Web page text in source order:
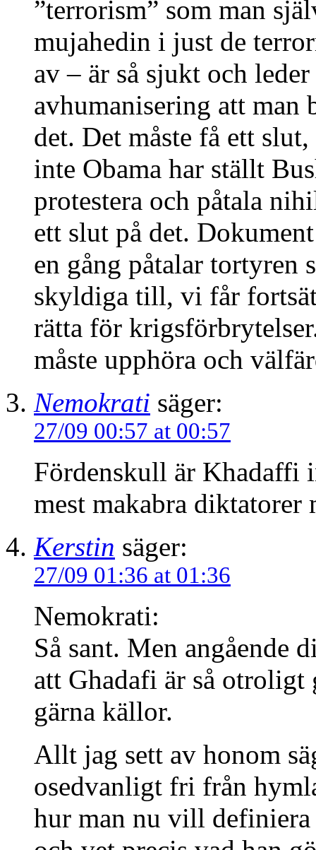
”terrorism” som man
mujahedin i just de
av – är så sjukt och
avhumanisering att man
det. Det måste få ett
inte Obama har ställt
protestera och påtala
ett slut på det.
en gång påtalar tortyren
skyldiga till, vi får
rätta för
måste upphöra och
Nemokrati säger:
27/09 00:57 at 00:57
Fördenskull är Khadaffi
mest makabra diktatorer
Kerstin säger:
27/09 01:36 at 01:36
Nemokrati:
Så sant. Men angående
att Ghadafi är så otroligt
gärna källor.
Allt jag sett av honom
osedvanligt fri från
hur man nu vill definiera